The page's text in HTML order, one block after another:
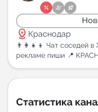
Каталог ботов
Горящие
Индекс
New
New
distance Краснодар
👨‍👩‍👧‍👦 Чат
рекламе пиши 📍
Статистика